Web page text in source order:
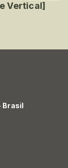
Vertical]
Brasil